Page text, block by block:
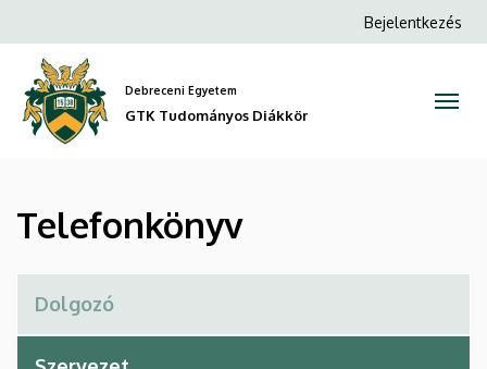
GTK
Tudományos
Diákkör
a
tartalomra
Anonim
Bejelentkezés
Debreceni Egyetem
GTK Tudományos Diákkör
Telefonkönyv